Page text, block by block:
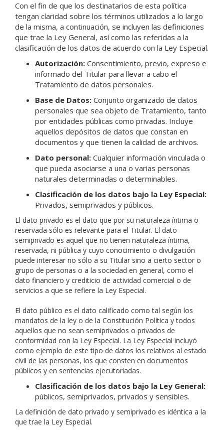
Con el fin de que los destinatarios de esta política
tengan claridad sobre los términos utilizados a lo largo
de la misma, a continuación, se incluyen las definiciones
que trae la Ley General, así como las referidas a la
clasificación de los datos de acuerdo con la Ley Especial.
Autorización: Consentimiento, previo, expreso e
informado del Titular para llevar a cabo el
Tratamiento de datos personales.
Base de Datos: Conjunto organizado de datos
personales que sea objeto de Tratamiento, tanto
por entidades públicas como privadas. Incluye
aquellos depósitos de datos que constan en
documentos y que tienen la calidad de archivos.
Dato personal: Cualquier información vinculada o
que pueda asociarse a una o varias personas
naturales determinadas o determinables.
Clasificación de los datos bajo la Ley Especial:
Privados, semiprivados y públicos.
El dato privado es el dato que por su naturaleza íntima o
reservada sólo es relevante para el Titular. El dato
semiprivado es aquel que no tienen naturaleza íntima,
reservada, ni pública y cuyo conocimiento o divulgación
puede interesar no sólo a su Titular sino a cierto sector o
grupo de personas o a la sociedad en general, como el
dato financiero y crediticio de actividad comercial o de
servicios a que se refiere la Ley Especial.
El dato público es el dato calificado como tal según los
mandatos de la ley o de la Constitución Política y todos
aquellos que no sean semiprivados o privados de
conformidad con la Ley Especial. La Ley Especial incluyó
como ejemplo de este tipo de datos los relativos al estado
civil de las personas, los que consten en documentos
públicos y en sentencias ejecutoriadas.
Clasificación de los datos bajo la Ley General:
públicos, semiprivados, privados y sensibles.
La definición de dato privado y semiprivado es idéntica a la
que trae la Ley Especial.